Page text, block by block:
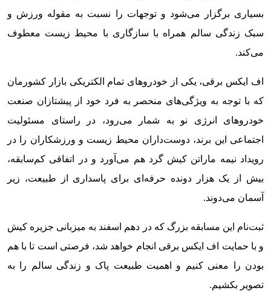
بسیاری برگزار می‌شود و توجهات را نسبت به مقوله ورزش و
سبک زندگی سالم همراه با سازگاری با محیط زیست معطوف
می‌کند.
اف ایکس برقی، یکی از خودروهای تمام الکتریکی بازار کشورمان
که با توجه به ویژگی‌های منحصر به فرد خود از پیشتازان صنعت
خودروهای انرژی نو به شمار می‌رود، در راستای مسئولیت
اجتماعی این برند، دوست‌داران محیط زیست و ورزشکاران را در
رویداد نیمه ماراتن کیش گرد هم می‌آورد و در اتفاقی کم‌سابقه،
بیش از یک هزار دونده حرفه‌ای برای پاسداری از طبیعت، زیر
آسمان می‌دوند.
ثبت‌نام این مسابقه بزرگ که در دهم اسفند به میزبانی جزیره کیش
و با حمایت اف ایکس برقی انجام خواهد شد، فرصتی است تا با هم
بودن را معنی کنیم و اهمیت طبیعت پاک و زندگی سالم را به
تصویر بکشیم.